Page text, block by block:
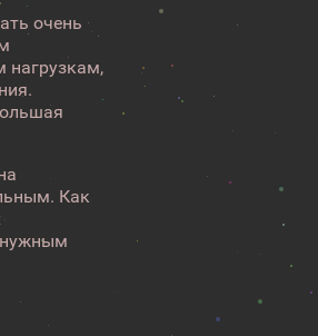
очень
нагрузкам,
Как